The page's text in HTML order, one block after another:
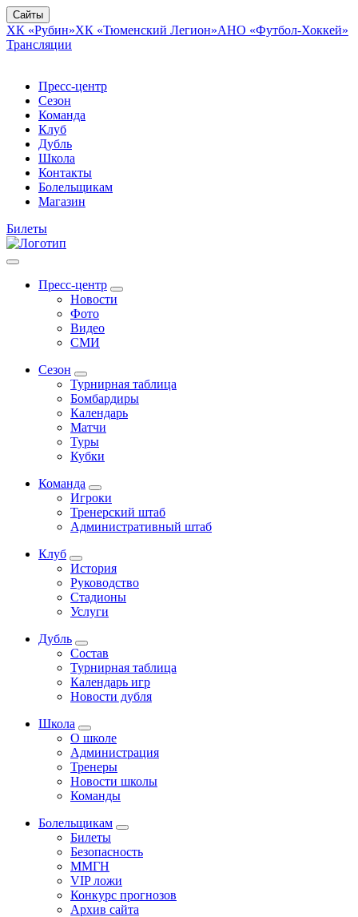
Сайты
ХК «Рубин»ХК «Тюменский Легион»АНО «Футбол-Хоккей»
Трансляции
Пресс-центр
Сезон
Команда
Клуб
Дубль
Школа
Контакты
Болельщикам
Магазин
Билеты
Пресс-центр
Новости
Фото
Видео
СМИ
Сезон
Турнирная таблица
Бомбардиры
Календарь
Матчи
Туры
Кубки
Команда
Игроки
Тренерский штаб
Административный штаб
Клуб
История
Руководство
Стадионы
Услуги
Дубль
Состав
Турнирная таблица
Календарь игр
Новости дубля
Школа
О школе
Администрация
Тренеры
Новости школы
Команды
Болельщикам
Билеты
Безопасность
ММГН
VIP ложи
Конкурс прогнозов
Архив сайта